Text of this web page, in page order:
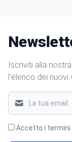
Iscriviti alla
l'elenco dei nuovi
Accetto i termini